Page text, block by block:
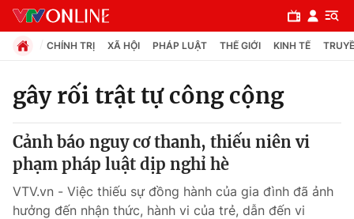
Chuyên mục
Chính trị
Xã hội
CHÍNH TRỊ XÃ HỘI PHÁP LUẬT THẾ GIỚI KINH TẾ
gây rối trật tự công cộng
Cảnh báo nguy cơ thanh, thiếu niên vi
phạm pháp luật dịp nghỉ hè
VTV.vn - Việc thiếu sự đồng hành của gia đình đã ảnh
hưởng đến nhận thức, hành vi của trẻ, dẫn đến vi